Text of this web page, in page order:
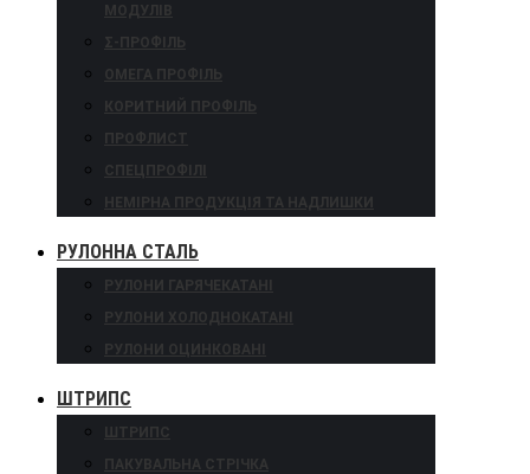
МОДУЛІВ
Σ-ПРОФІЛЬ
ОМЕГА ПРОФІЛЬ
КОРИТНИЙ ПРОФІЛЬ
ПРОФЛИСТ
СПЕЦПРОФІЛІ
НЕМІРНА ПРОДУКЦІЯ ТА НАДЛИШКИ
РУЛОННА СТАЛЬ
РУЛОНИ ГАРЯЧЕКАТАНІ
РУЛОНИ ХОЛОДНОКАТАНІ
РУЛОНИ ОЦИНКОВАНІ
ШТРИПС
ШТРИПС
ПАКУВАЛЬНА СТРІЧКА